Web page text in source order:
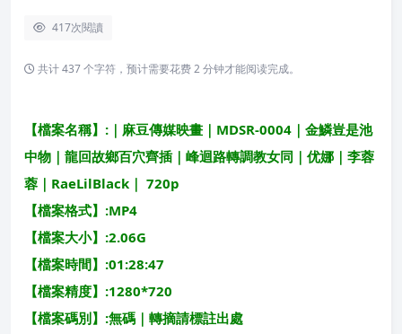
417次閱讀
共计 437 个字符，预计需要花费 2 分钟才能阅读完成。
【檔案名稱】:｜麻豆傳媒映畫｜MDSR-0004｜金鱗豈是池
中物｜龍回故鄉百穴齊插｜峰迴路轉調教女同｜优娜｜李蓉
蓉｜RaeLilBlack｜ 720p
【檔案格式】:MP4
【檔案大小】:2.06G
【檔案時間】:01:28:47
【檔案精度】:1280*720
【檔案碼別】:無碼｜轉摘請標註出處